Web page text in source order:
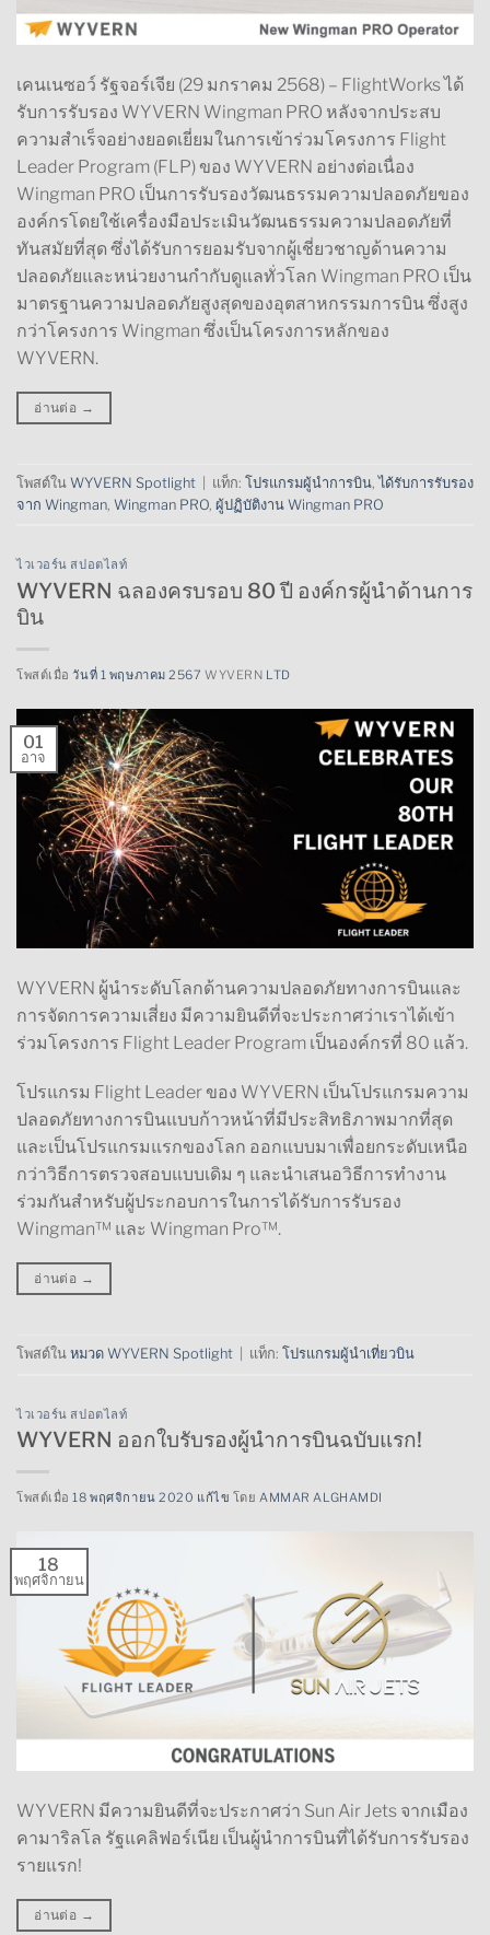
เคนเนซอว์ รัฐจอร์เจีย (29 มกราคม 2568) – FlightWorks ได้
รับการรับรอง WYVERN Wingman PRO หลังจากประสบ
ความสำเร็จอย่างยอดเยี่ยมในการเข้าร่วมโครงการ Flight
Leader Program (FLP) ของ WYVERN อย่างต่อเนื่อง
Wingman PRO เป็นการรับรองวัฒนธรรมความปลอดภัยของ
องค์กรโดยใช้เครื่องมือประเมินวัฒนธรรมความปลอดภัยที่
ทันสมัยที่สุด ซึ่งได้รับการยอมรับจากผู้เชี่ยวชาญด้านความ
ปลอดภัยและหน่วยงานกำกับดูแลทั่วโลก Wingman PRO เป็น
มาตรฐานความปลอดภัยสูงสุดของอุตสาหกรรมการบิน ซึ่งสูง
กว่าโครงการ Wingman ซึ่งเป็นโครงการหลักของ
WYVERN.
อ่านต่อ →
โพสต์ใน WYVERN Spotlight แท็ก: โปรแกรมผู้นำการบิน,ได้รับการรับรอง
จาก Wingman, Wingman PRO, ผู้ปฏิบัติงาน Wingman PRO
ไวเวอร์น สปอตไลท์
WYVERN ฉลองครบรอบ 80 ปี องค์กรผู้นำด้านการ
บิน
โพสต์เมื่อวันที่ 1 พฤษภาคม 2567 WYVERN LTD
01
อาจ
WYVERN ผู้นำระดับโลกด้านความปลอดภัยทางการบินและ
การจัดการความเสี่ยง มีความยินดีที่จะประกาศว่าเราได้เข้า
ร่วมโครงการ Flight Leader Program เป็นองค์กรที่ 80 แล้ว.
โปรแกรม Flight Leader ของ WYVERN เป็นโปรแกรมความ
ปลอดภัยทางการบินแบบก้าวหน้าที่มีประสิทธิภาพมากที่สุด
และเป็นโปรแกรมแรกของโลก ออกแบบมาเพื่อยกระดับเหนือ
กว่าวิธีการตรวจสอบแบบเดิม ๆ และนำเสนอวิธีการทำงาน
ร่วมกันสำหรับผู้ประกอบการในการได้รับการรับรอง
Wingman™ และ Wingman Pro™.
อ่านต่อ →
โพสต์ใน หมวด WYVERN Spotlight แท็ก: โปรแกรมผู้นำเที่ยวบิน
ไวเวอร์น สปอตไลท์
WYVERN ออกใบรับรองผู้นำการบินฉบับแรก!
โพสต์เมื่อ18 พฤศจิกายน 2020 แก้ไข โดยAMMAR ALGHAMDI
18
พฤศจิกายน
WYVERN มีความยินดีที่จะประกาศว่า Sun Air Jets จากเมือง
คามาริลโล รัฐแคลิฟอร์เนีย เป็นผู้นำการบินที่ได้รับการรับรอง
รายแรก!
อ่านต่อ →